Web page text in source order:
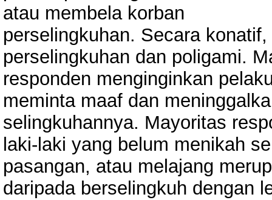
atau membela korban
perselingkuhan. Secara
perselingkuhan dan poligami.
responden menginginkan
meminta maaf dan
selingkuhannya. Mayoritas
laki-laki yang belum menikah
pasangan, atau melajang
daripada berselingkuh dengan